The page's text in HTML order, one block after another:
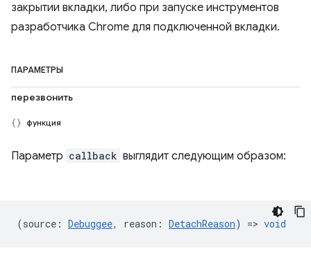
закрытии вкладки, либо при запуске инструментов
разработчика Chrome для подключенной вкладки.
ПАРАМЕТРЫ
перезвонить
функция
Параметр callback выглядит следующим образом:
(source : Debuggee, reason : DetachReason) => void